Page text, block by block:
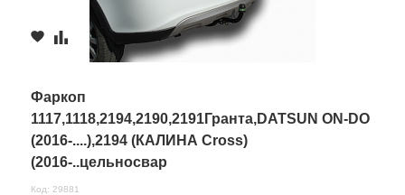
Фаркоп
1117,1118,2194,2190,2191Гранта,DATSUN ON-DO
(2016-....),2194 (КАЛИНА Cross)
(2016-..цельносвар
Код: 29881